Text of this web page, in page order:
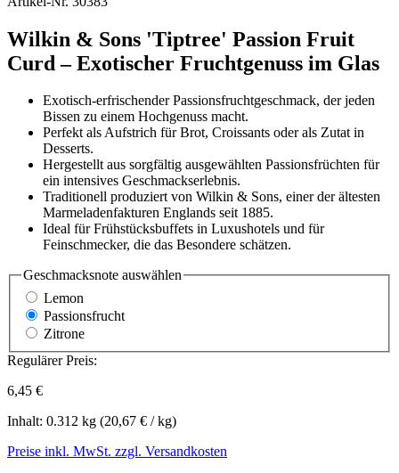
Wilkin & Sons 'Tiptree' Passion Fruit
Curd – Exotischer Fruchtgenuss im Glas
Exotisch-erfrischender Passionsfruchtgeschmack, der jeden
Bissen zu einem Hochgenuss macht.
Perfekt als Aufstrich für Brot, Croissants oder als Zutat in
Desserts.
Hergestellt aus sorgfältig ausgewählten Passionsfrüchten für
ein intensives Geschmackserlebnis.
Traditionell produziert von Wilkin & Sons, einer der ältesten
Marmeladenfakturen Englands seit 1885.
Ideal für Frühstücksbuffets in Luxushotels und für
Feinschmecker, die das Besondere schätzen.
Geschmacksnote auswählen
Lemon
Passionsfrucht
Zitrone
Regulärer Preis:
6,45 €
Inhalt: 0.312 kg (20,67 € / kg)
Preise inkl. MwSt. zzgl. Versandkosten